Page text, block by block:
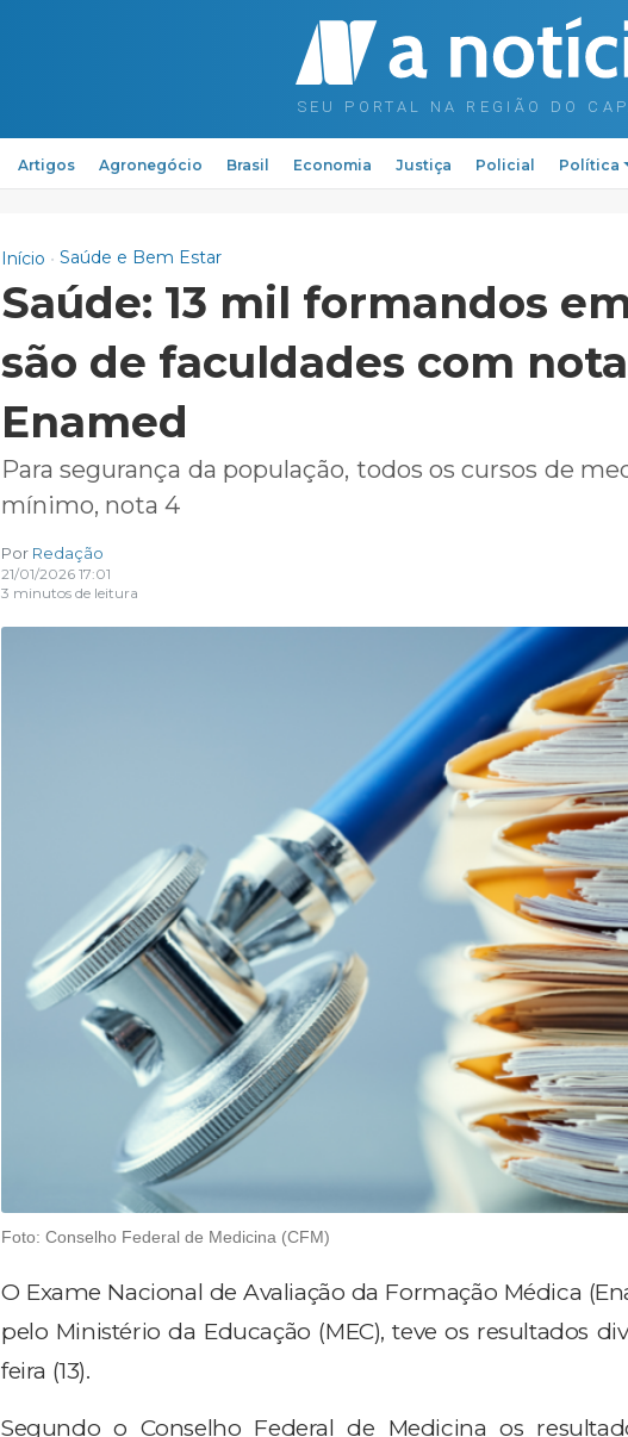
Artigos Agronegócio Brasil Economia Justiça Policial Política
Início Saúde e Bem Estar
Saúde: 13 mil formandos
são de faculdades com
Enamed
Para segurança da população, todos os cursos de
mínimo, nota 4
Por Redação
21/01/2026 17:01
3 minutos de leitura
Foto: Conselho Federal de Medicina (CFM)
O Exame Nacional de Avaliação da Formação Médica
pelo Ministério da Educação (MEC), teve os resultados
feira (13).
Segundo o Conselho Federal de Medicina os